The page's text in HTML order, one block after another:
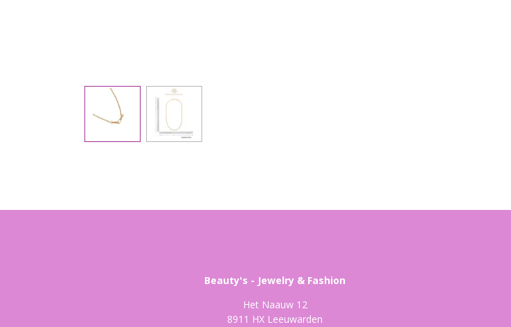
Beauty's - Jewelry & Fashion
Het Naauw 12
8911 HX Leeuwarden